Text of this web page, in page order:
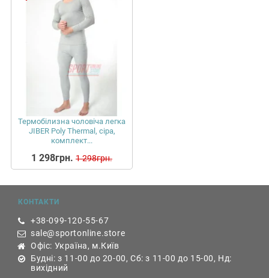
Термобілизна чоловіча легка
JIBER Poly Thermal, сіра,
комплект...
1 298грн. 1 298грн.
КОНТАКТИ
+38-099-120-55-67
sale@sportonline.store
Офіс: Україна, м.Київ
Будні: з 11-00 до 20-00, Сб: з 11-00 до 15-00, Нд:
вихідний